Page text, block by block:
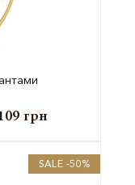
грн
SALE -50%